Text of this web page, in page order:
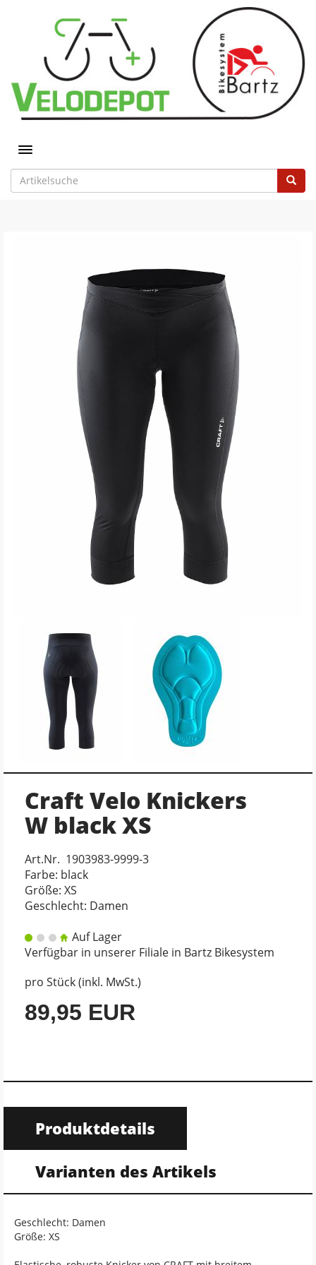
Toggle navigation
Craft Velo Knickers
W black XS
Art.Nr. 1903983-9999-3
Farbe: black
Größe: XS
Geschlecht: Damen
Auf Lager
Verfügbar in unserer Filiale in Bartz Bikesystem
pro Stück (inkl. MwSt.)
89,95 EUR
Produktdetails
Varianten des Artikels
Geschlecht: Damen
Größe: XS